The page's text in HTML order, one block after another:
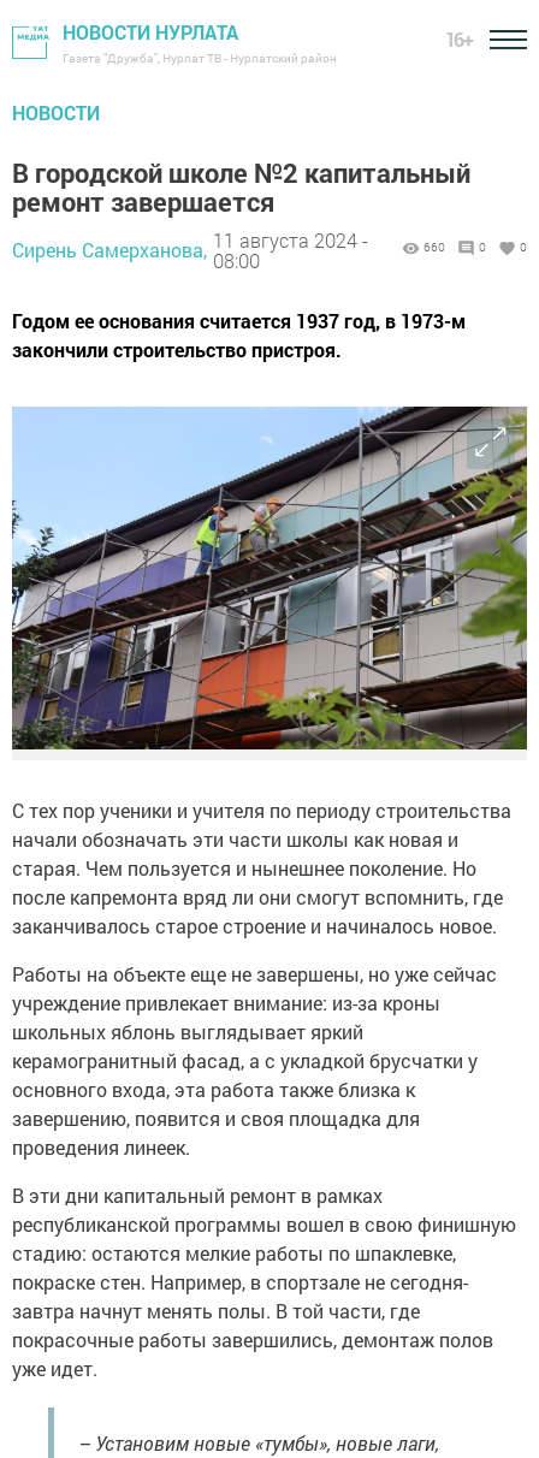
НОВОСТИ НУРЛАТА
Газета "Дружба", Нурлат ТВ - Нурлатский район
16+
НОВОСТИ
В городской школе №2 капитальный
ремонт завершается
Сирень Самерханова, 11 августа 2024 -
08:00
660 0 0
Годом ее основания считается 1937 год, в 1973-м
закончили строительство пристроя.
С тех пор ученики и учителя по периоду строительства
начали обозначать эти части школы как новая и
старая. Чем пользуется и нынешнее поколение. Но
после капремонта вряд ли они смогут вспомнить, где
заканчивалось старое строение и начиналось новое.
Работы на объекте еще не завершены, но уже сейчас
учреждение привлекает внимание: из-за кроны
школьных яблонь выглядывает яркий
керамогранитный фасад, а с укладкой брусчатки у
основного входа, эта работа также близка к
завершению, появится и своя площадка для
проведения линеек.
В эти дни капитальный ремонт в рамках
республиканской программы вошел в свою финишную
стадию: остаются мелкие работы по шпаклевке,
покраске стен. Например, в спортзале не сегодня-
завтра начнут менять полы. В той части, где
покрасочные работы завершились, демонтаж полов
уже идет.
– Установим новые «тумбы», новые лаги,